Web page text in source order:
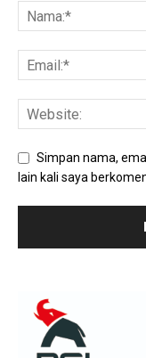
Simpan nama,
lain kali saya